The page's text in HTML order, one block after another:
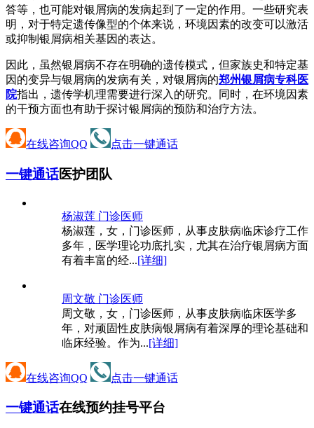
答等，也可能对银屑病的发病起到了一定的作用。一些研究表
明，对于特定遗传像型的个体来说，环境因素的改变可以激活
或抑制银屑病相关基因的表达。
因此，虽然银屑病不存在明确的遗传模式，但家族史和特定基
因的变异与银屑病的发病有关，对银屑病的郑州银屑病专科医
院指出，遗传学机理需要进行深入的研究。同时，在环境因素
的干预方面也有助于探讨银屑病的预防和治疗方法。
在线咨询QQ 点击一键通话
一键通话医护团队
杨淑莲 门诊医师
杨淑莲，女，门诊医师，从事皮肤病临床诊疗工作
多年，医学理论功底扎实，尤其在治疗银屑病方面
有着丰富的经...[详细]
周文敬 门诊医师
周文敬，女，门诊医师，从事皮肤病临床医学多
年，对顽固性皮肤病银屑病有着深厚的理论基础和
临床经验。作为...[详细]
在线咨询QQ 点击一键通话
一键通话在线预约挂号平台